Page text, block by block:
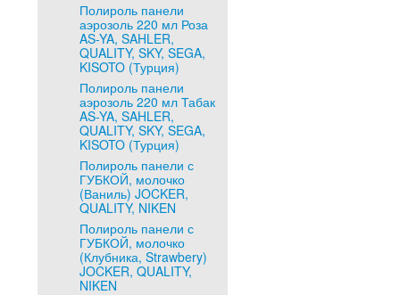
Полироль панели
аэрозоль 220 мл Роза
AS-YA, SAHLER,
QUALITY, SKY, SEGA,
KISOTO (Турция)
Полироль панели
аэрозоль 220 мл Табак
AS-YA, SAHLER,
QUALITY, SKY, SEGA,
KISOTO (Турция)
Полироль панели с
ГУБКОЙ, молочко
(Ваниль) JOCKER,
QUALITY, NIKEN
Полироль панели с
ГУБКОЙ, молочко
(Клубника, Strawbery)
JOCKER, QUALITY,
NIKEN